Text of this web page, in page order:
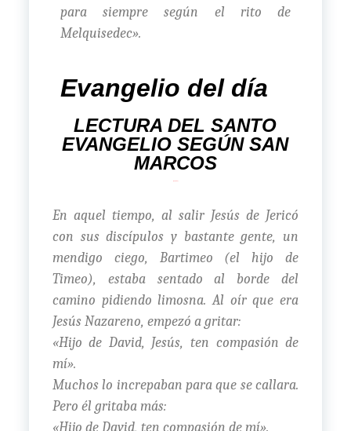
para siempre según el rito de
Melquisedec».
Evangelio del día
LECTURA DEL SANTO
EVANGELIO SEGÚN SAN
MARCOS
En aquel tiempo, al salir Jesús de Jericó
con sus discípulos y bastante gente, un
mendigo ciego, Bartimeo (el hijo de
Timeo), estaba sentado al borde del
camino pidiendo limosna. Al oír que era
Jesús Nazareno, empezó a gritar:
«Hijo de David, Jesús, ten compasión de
mí».
Muchos lo increpaban para que se callara.
Pero él gritaba más:
«Hijo de David, ten compasión de mí».